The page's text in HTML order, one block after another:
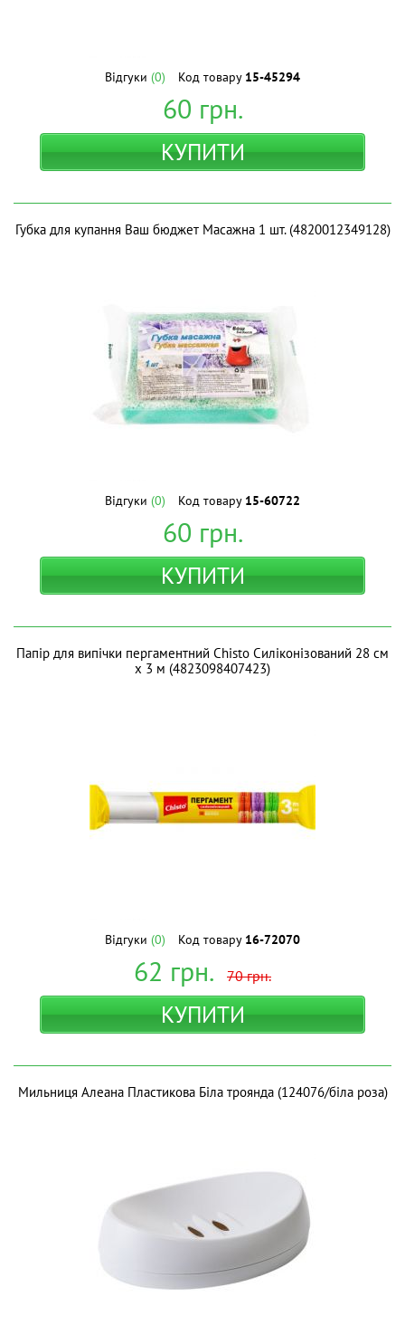
Відгуки (0) Код товару 15-45294
60 грн.
КУПИТИ
Губка для купання Ваш бюджет Масажна 1 шт. (4820012349128)
Відгуки (0) Код товару 15-60722
60 грн.
КУПИТИ
Папір для випічки пергаментний Chisto Силіконізований 28 см
х 3 м (4823098407423)
Відгуки (0) Код товару 16-72070
62 грн. 70грн.
КУПИТИ
Мильниця Алеана Пластикова Біла троянда (124076/біла роза)